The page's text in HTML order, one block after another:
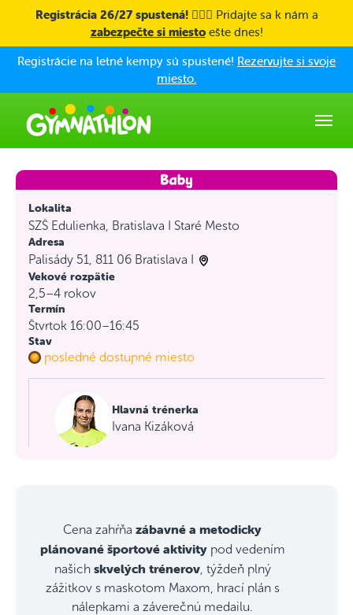
Skip to main content
Registrácia 26/27 spustená! 🤸🏼‍♀️ Pridajte sa k nám a
zabezpečte si miestoešte dnes!
Registrácie na letné kempy sú spustené! Rezervujte si svoje
miesto.
Lokalita
SZŠ Edulienka, Bratislava I Staré Mesto
Adresa
Palisády 51, 811 06 Bratislava I
Vekové rozpätie
2,5–4 rokov
Termín
Štvrtok 16:00–16:45
Stav
posledné dostupné miesto
Hlavná trénerka
Ivana Kizáková
Cena zahŕňa zábavné a metodicky
plánované športové aktivitypod vedením
našich skvelých trénerov, týždeň plný
zážitkov s maskotom Maxom, hrací plán s
nálepkami a záverečnú medailu.